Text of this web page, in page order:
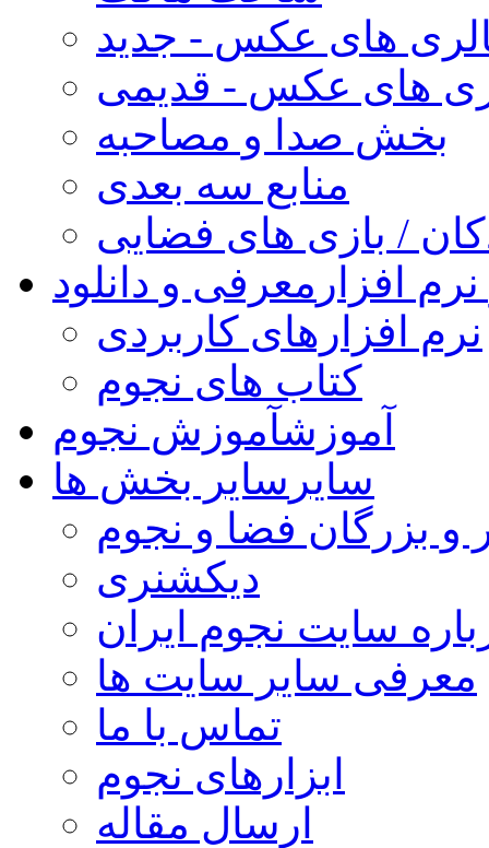
های عکس - جدید
های عکس - قدیمی
بخش صدا و مصاحبه
منابع سه بعدی
/ بازی های فضایی
افزار معرفی و دانلود
نرم افزارهای کاربردی
کتاب های نجوم
آموزشآموزش نجوم
سایر سایر بخش ها
و بزرگان فضا و نجوم
دیکشنری
سایت نجوم ایران
معرفی سایر سایت ها
تماس با ما
ابزارهای نجوم
ارسال مقاله